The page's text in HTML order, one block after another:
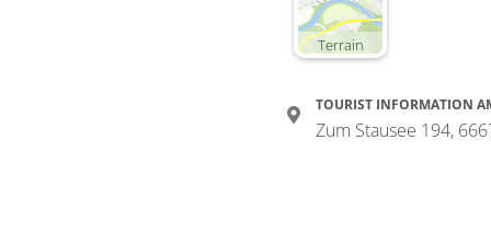
Terrain
TOURIST INFORMATION
Zum Stausee 194,